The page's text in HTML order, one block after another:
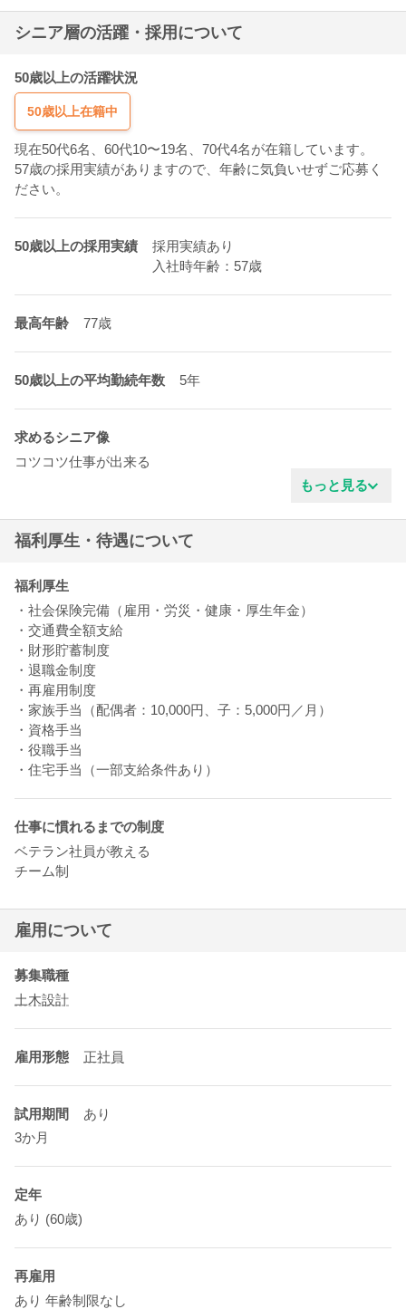
シニア層の活躍・採用について
50歳以上の活躍状況
50歳以上在籍中
現在50代6名、60代10〜19名、70代4名が在籍しています。
57歳の採用実績がありますので、年齢に気負いせずご応募く
ださい。
50歳以上の採用実績
採用実績あり
入社時年齢：57歳
最高年齢 77歳
50歳以上の平均勤続年数 5年
求めるシニア像
コツコツ仕事が出来る
穏やかな雰囲気
清潔感がある
もっと見る
福利厚生・待遇について
福利厚生
・社会保険完備（雇用・労災・健康・厚生年金）
・交通費全額支給
・財形貯蓄制度
・退職金制度
・再雇用制度
・家族手当（配偶者：10,000円、子：5,000円／月）
・資格手当
・役職手当
・住宅手当（一部支給条件あり）
仕事に慣れるまでの制度
ベテラン社員が教える
チーム制
雇用について
募集職種
土木設計
雇用形態 正社員
試用期間
あり
3か月
定年
あり (60歳)
再雇用
あり 年齢制限なし